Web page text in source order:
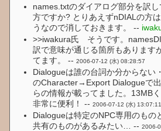
names.txtのダイアログ部分を訳
方ですか? とりあえずnDIALの方
うなので消しておきます。 --
>>iwakura氏 そうです。
訳で意味が通じる箇所もあります
てます。 --2006-07-12 (水) 08:28:57
Dialogueは誰の台詞か分からない
のCharacter→Export Dialogueで
らの情報が載ってました。13MB
非常に便利！ --2006-07-12 (水) 13:07:11
Dialogueは特定のNPC専用のもの
共有のものがあるみたい… --2006-